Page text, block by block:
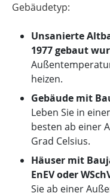
Gebäudetyp:
Unsanierte
1977 gebaut
heizen.
Gebäude mit
Leben Sie in
besten ab einer
Grad Celsius.
Häuser mit
EnEV oder
Sie ab einer